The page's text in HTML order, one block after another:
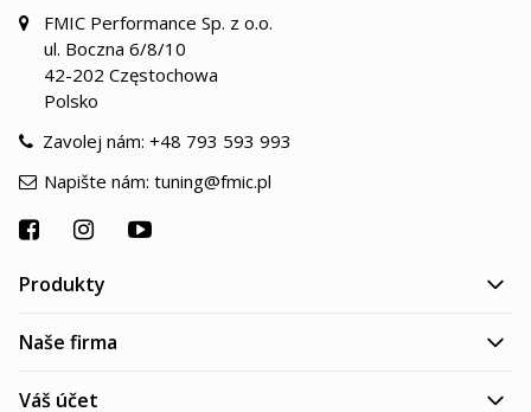
FMIC Performance Sp. z o.o.
ul. Boczna 6/8/10
42-202 Częstochowa
Polsko
Zavolej nám: +48 793 593 993
Napište nám: tuning@fmic.pl
Produkty
Naše firma
Váš účet